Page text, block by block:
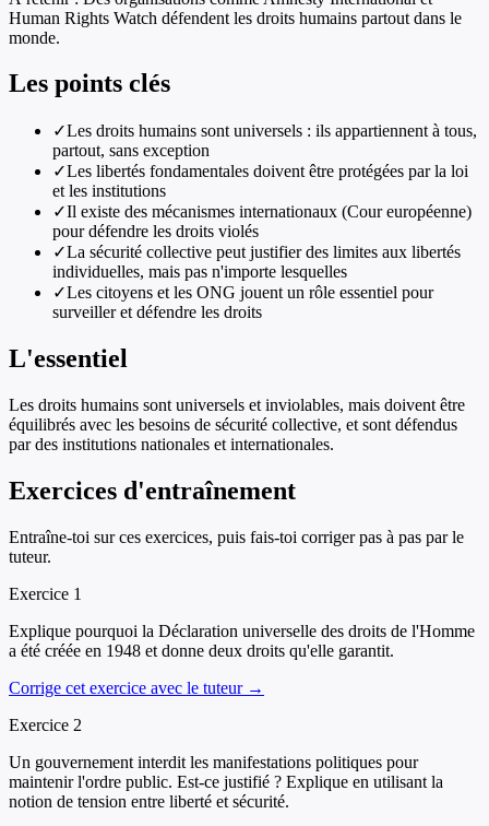
Human Rights Watch défendent les droits humains partout dans le
monde.
Les points clés
✓Les droits humains sont universels : ils appartiennent à tous,
partout, sans exception
✓Les libertés fondamentales doivent être protégées par la loi
et les institutions
✓Il existe des mécanismes internationaux (Cour européenne)
pour défendre les droits violés
✓La sécurité collective peut justifier des limites aux libertés
individuelles, mais pas n'importe lesquelles
✓Les citoyens et les ONG jouent un rôle essentiel pour
surveiller et défendre les droits
L'essentiel
Les droits humains sont universels et inviolables, mais doivent être
équilibrés avec les besoins de sécurité collective, et sont défendus
par des institutions nationales et internationales.
Exercices d'entraînement
Entraîne-toi sur ces exercices, puis fais-toi corriger pas à pas par le
tuteur.
Exercice 1
Explique pourquoi la Déclaration universelle des droits de l'Homme
a été créée en 1948 et donne deux droits qu'elle garantit.
Corrige cet exercice avec le tuteur →
Exercice 2
Un gouvernement interdit les manifestations politiques pour
maintenir l'ordre public. Est-ce justifié ? Explique en utilisant la
notion de tension entre liberté et sécurité.